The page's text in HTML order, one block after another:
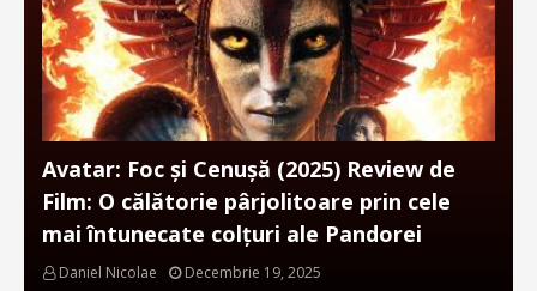
Avatar: Foc și Cenușă (2025) Review de
Film: O călătorie pârjolitoare prin cele
mai întunecate colțuri ale Pandorei
Daniel Nicolae
Decembrie 19, 2025